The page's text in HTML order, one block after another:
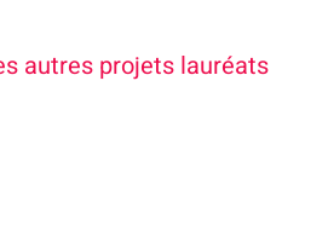
autres projets lauréats